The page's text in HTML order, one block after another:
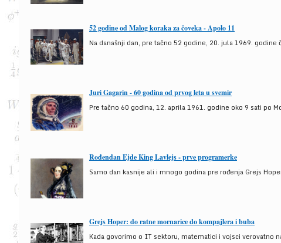
52 godine od Malog koraka za čoveka - Apolo 11
Na današnji dan, pre tačno 52 godine, 20. jula 1969.
Juri Gagarin - 60 godina od prvog leta u svemir
Pre tačno 60 godina, 12. aprila 1961. godine oko 9 sati po
Rođendan Ejde King Lavlejs - prve programerke
Samo dan kasnije ali i mnogo godina pre rođenja Grejs
Grejs Hoper: do ratne mornarice do kompajlera i buba
Kada govorimo o IT sektoru, matematici i vojsci verovatno